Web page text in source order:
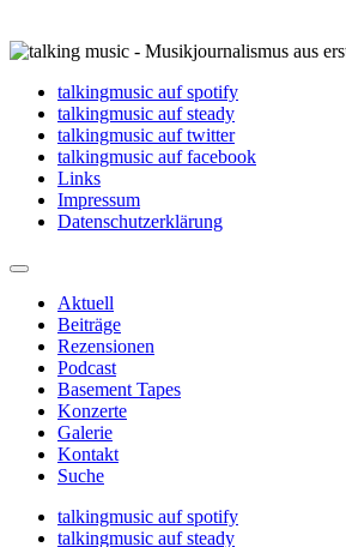
talkingmusic auf spotify
talkingmusic auf steady
talkingmusic auf twitter
talkingmusic auf facebook
Links
Impressum
Datenschutzerklärung
Aktuell
Beiträge
Rezensionen
Podcast
Basement Tapes
Konzerte
Galerie
Kontakt
Suche
talkingmusic auf spotify
talkingmusic auf steady